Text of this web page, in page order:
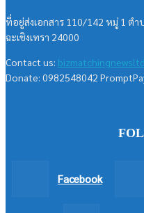
ที่อยู่ส่งเอกสาร 110/142 หมู่ 1 ตำ
ฉะเชิงเทรา 24000
Contact us:
Donate: 0982548042
Facebook